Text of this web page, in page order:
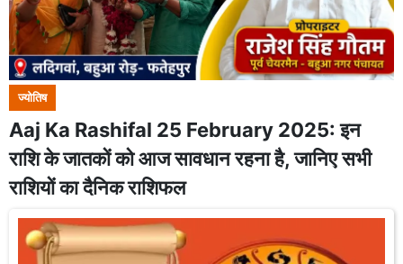
ज्योतिष
Aaj Ka Rashifal 25 February 2025: इन
राशि के जातकों को आज सावधान रहना है, जानिए सभी
राशियों का दैनिक राशिफल